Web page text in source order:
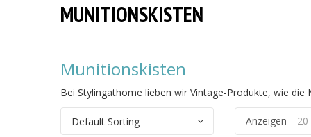
MUNITIONSKISTEN
Munitionskisten
Bei Stylingathome lieben wir Vintage-Produkte, wie
Anzeigen 20